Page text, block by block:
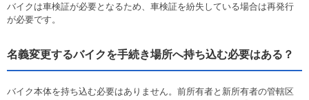
バイクは車検証が必要となるため、車検証を紛失している場合は再発行
が必要です。
名義変更するバイクを手続き場所へ持ち込む必要はある？
バイク本体を持ち込む必要はありません。前所有者と新所有者の管轄区